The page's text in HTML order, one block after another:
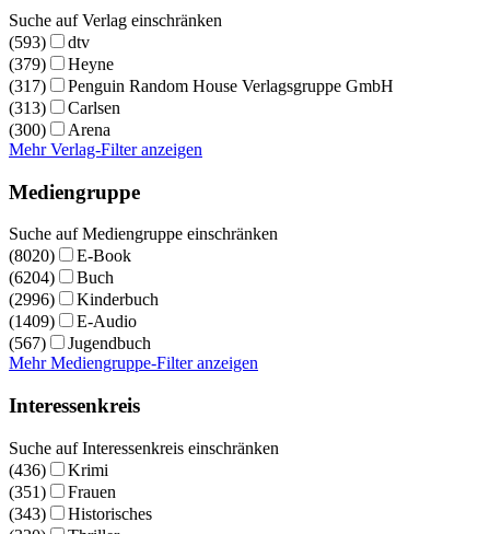
Suche auf Verlag einschränken
(593)
dtv
(379)
Heyne
(317)
Penguin Random House Verlagsgruppe GmbH
(313)
Carlsen
(300)
Arena
Mehr Verlag-Filter anzeigen
Mediengruppe
Suche auf Mediengruppe einschränken
(8020)
E-Book
(6204)
Buch
(2996)
Kinderbuch
(1409)
E-Audio
(567)
Jugendbuch
Mehr Mediengruppe-Filter anzeigen
Interessenkreis
Suche auf Interessenkreis einschränken
(436)
Krimi
(351)
Frauen
(343)
Historisches